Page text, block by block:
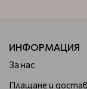
ИНФОРМАЦИЯ
За нас
Плащане и